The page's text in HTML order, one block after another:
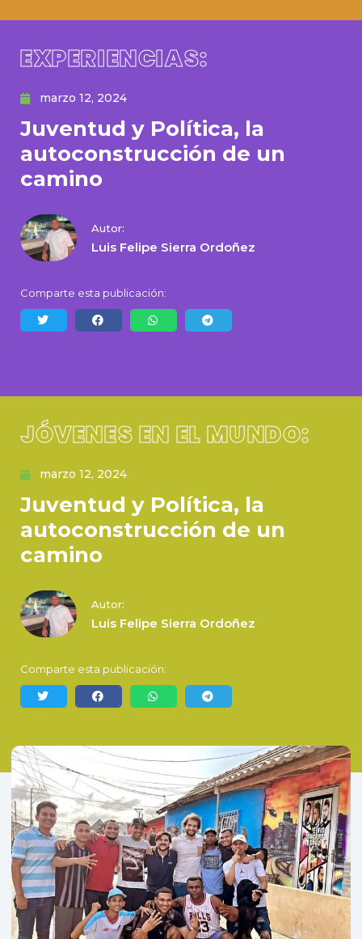
EXPERIENCIAS:
marzo 12, 2024
Juventud y Política, la
autoconstrucción de un
camino
Autor:
Luis Felipe Sierra Ordoñez
Comparte esta publicación:
JÓVENES EN EL MUNDO:
marzo 12, 2024
Juventud y Política, la
autoconstrucción de un
camino
Autor:
Luis Felipe Sierra Ordoñez
Comparte esta publicación: